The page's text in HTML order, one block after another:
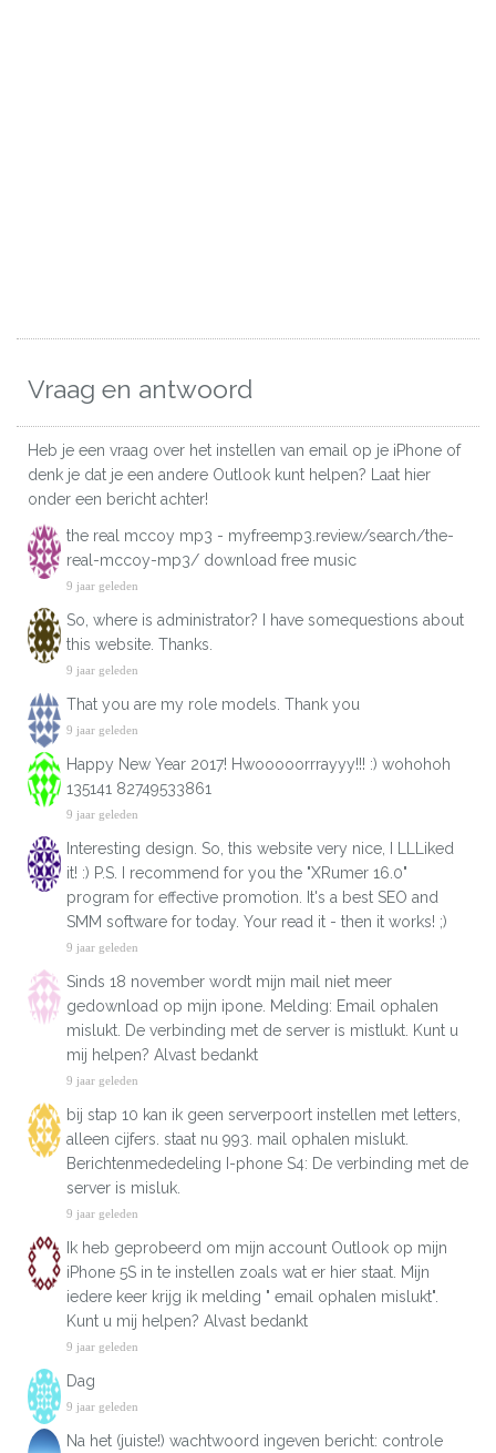
Vraag en antwoord
Heb je een vraag over het instellen van email op je iPhone of
denk je dat je een andere Outlook kunt helpen? Laat hier
onder een bericht achter!
the real mccoy mp3 - myfreemp3.review/search/the-
real-mccoy-mp3/ download free music
9 jaar geleden
So, where is administrator? I have somequestions about
this website. Thanks.
9 jaar geleden
That you are my role models. Thank you
9 jaar geleden
Happy New Year 2017! Hwooooorrrayyy!!! :) wohohoh
135141 82749533861
9 jaar geleden
Interesting design. So, this website very nice, I LLLiked
it! :) P.S. I recommend for you the "XRumer 16.0"
program for effective promotion. It's a best SEO and
SMM software for today. Your read it - then it works! ;)
9 jaar geleden
Sinds 18 november wordt mijn mail niet meer
gedownload op mijn ipone. Melding: Email ophalen
mislukt. De verbinding met de server is mistlukt. Kunt u
mij helpen? Alvast bedankt
9 jaar geleden
bij stap 10 kan ik geen serverpoort instellen met letters,
alleen cijfers. staat nu 993. mail ophalen mislukt.
Berichtenmededeling I-phone S4: De verbinding met de
server is misluk.
9 jaar geleden
Ik heb geprobeerd om mijn account Outlook op mijn
iPhone 5S in te instellen zoals wat er hier staat. Mijn
iedere keer krijg ik melding " email ophalen mislukt".
Kunt u mij helpen? Alvast bedankt
9 jaar geleden
Dag
9 jaar geleden
Na het (juiste!) wachtwoord ingeven bericht: controle